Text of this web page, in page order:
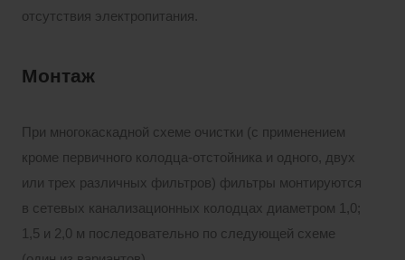
отсутствия электропитания.
Монтаж
При многокаскадной схеме очистки (с применением
кроме первичного колодца-отстойника и одного, двух
или трех различных фильтров) фильтры монтируются
в сетевых канализационных колодцах диаметром 1,0;
1,5 и 2,0 м последовательно по следующей схеме